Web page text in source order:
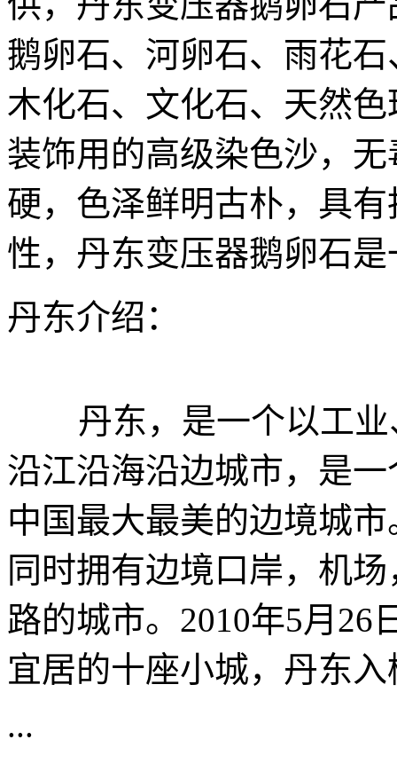
鹅卵石、河卵石、雨花
木化石、文化石、天然
装饰用的高级染色沙，
硬，色泽鲜明古朴，具
性，丹东变压器鹅卵石
丹东介绍：
丹东，是一个以工业
沿江沿海沿边城市，是
中国最大最美的边境城
同时拥有边境口岸，机
路的城市。2010年5月26
宜居的十座小城，丹东入
...